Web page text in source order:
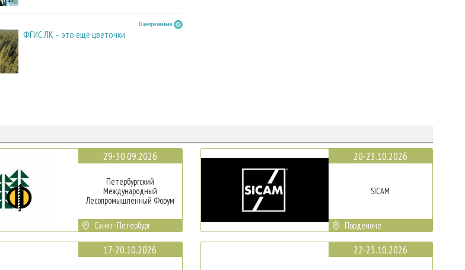
В центре внимания
ФГИС ЛК – это еще цветочки
29-30.09.2026
Петербургский
Международный
Лесопромышленный Форум
Санкт-Петербург
17-20.10.2026
20-23.10.2026
SICAM
Порденоне
22-25.10.2026